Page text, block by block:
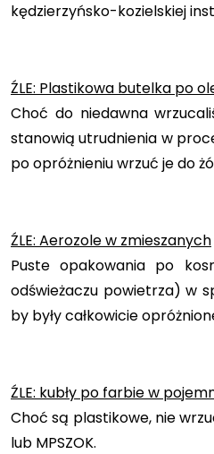
kędzierzyńsko-kozielskiej
ŹLE: Plastikowa butelka po
Choć do niedawna
stanowią utrudnienia w
po opróżnieniu wrzuć je do
ŹLE: Aerozole w zmieszanych
Puste opakowania po
odświeżaczu powietrza) w
by były całkowicie
ŹLE: kubły po farbie w
Choć są plastikowe, nie
lub MPSZOK.